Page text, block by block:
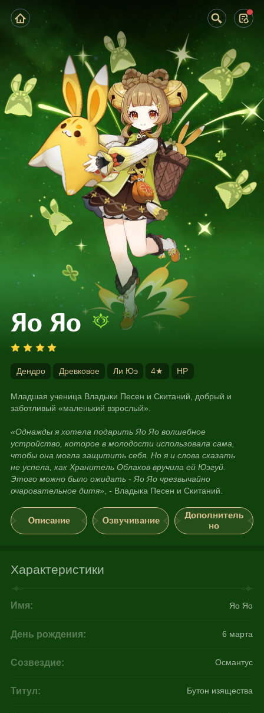
Яо Яо
Дендро Древковое Ли Юэ 4★ HP
Младшая ученица Владыки Песен и Скитаний, добрый и
заботливый «маленький взрослый».
«Однажды я хотела подарить Яо Яо волшебное
устройство, которое в молодости использовала сама,
чтобы она могла защитить себя. Но я и слова сказать
не успела, как Хранитель Облаков вручила ей Юэгуй.
Этого можно было ожидать - Яо Яо чрезвычайно
очаровательное дитя» , - Владыка Песен и Скитаний.
Описание Озвучивание
Дополнитель
но
Характеристики
Имя: Яо Яо
День рождения: 6 марта
Созвездие: Османтус
Титул: Бутон изящества